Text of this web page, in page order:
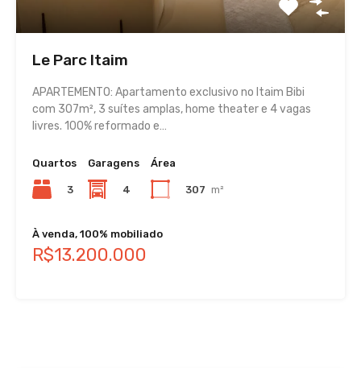
Le Parc Itaim
APARTEMENTO: Apartamento exclusivo no Itaim Bibi
com 307m², 3 suítes amplas, home theater e 4 vagas
livres. 100% reformado e…
Quartos
3
Garagens
4
Área
307 m²
À venda, 100% mobiliado
R$13.200.000